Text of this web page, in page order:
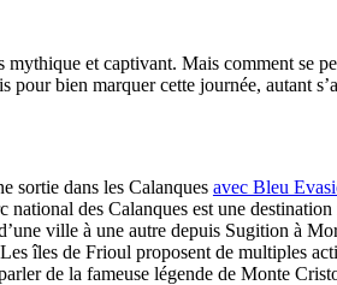
et captivant. Mais comment se
bien marquer cette journée, autant
sortie dans les Calanques avec Bleu
des Calanques est une
ville à une autre depuis Sugition à
îles de Frioul proposent de multiples
de la fameuse légende de Monte